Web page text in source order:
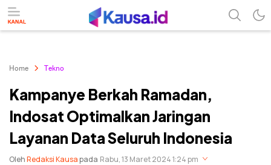
Home Tekno
Kampanye Berkah Ramadan,
Indosat Optimalkan Jaringan
Layanan Data Seluruh Indonesia
OlehRedaksi Kausapada Rabu, 13 Maret 2024 1:24 pm